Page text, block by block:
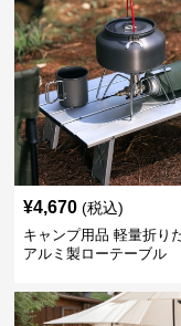
¥4,670 (税込)
キャンプ用品 軽量折り
アルミ製ローテーブル